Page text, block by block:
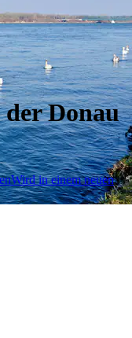
Donau
Wird in einem neuen